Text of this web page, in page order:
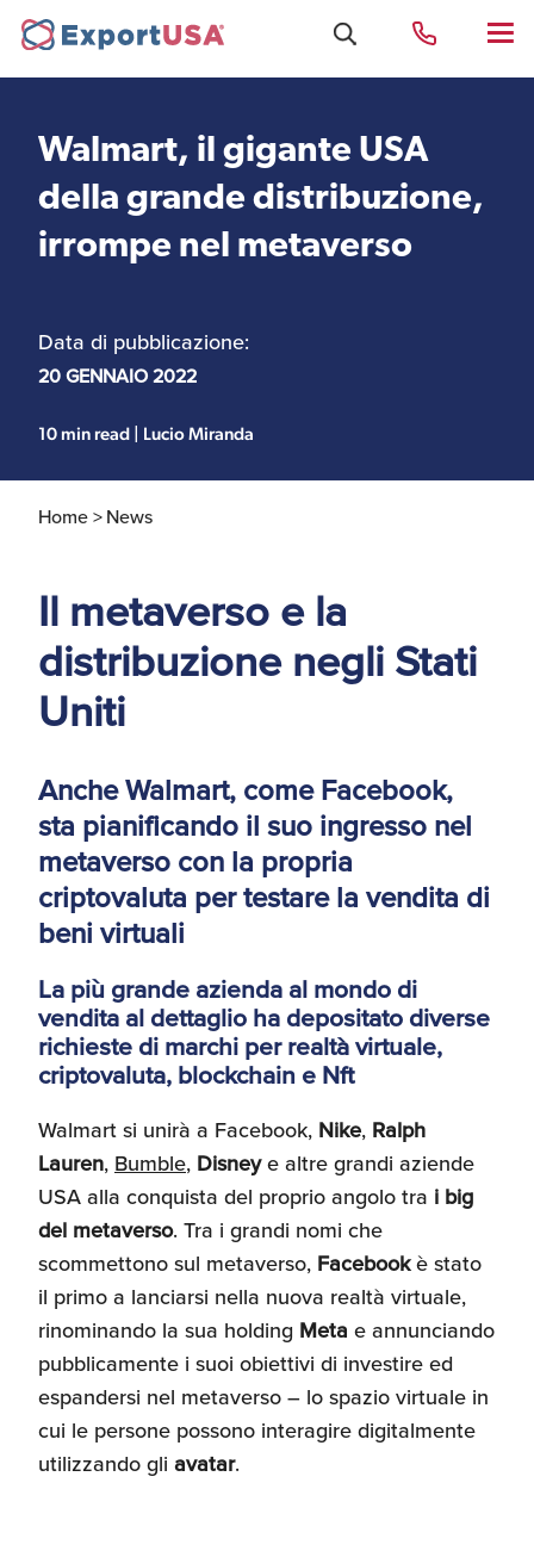
Uffici e Team Exportusa
di Rimini
ExportUSA a Bruxelles
Perchè gli Stati Uniti
New York, Corp.
commercio con gli USA
ExportUSA ottiene la
licenza per richiedere
gli ITIN
Media
aziende italiane
assistite da ExportUSA
Fiscali
Visti USA
Servizi Expat Italiani
negli USA
FDA
Ricerca Distributori di
Macchinari Industriali
Branding e
Comunicazione
Internazionalizzazione
e Accesso al Mercato
Apertura Ristoranti
negli Stati Uniti
Ricerche di Mercato
Assicurazioni, Permessi
Walmart, il gigante USA
della grande distribuzione,
irrompe nel metaverso
Data di pubblicazione:
20 GENNAIO 2022
10 min read | Lucio Miranda
Home >News
Il metaverso e la
distribuzione negli Stati
Uniti
Anche Walmart, come Facebook,
sta pianificando il suo ingresso nel
metaverso con la propria
criptovaluta per testare la vendita di
beni virtuali
La più grande azienda al mondo di
vendita al dettaglio ha depositato diverse
richieste di marchi per realtà virtuale,
criptovaluta, blockchain e Nft
Walmart si unirà a Facebook, Nike, Ralph
Lauren, Bumble, Disneye altre grandi aziende
USA alla conquista del proprio angolo tra i big
del metaverso. Tra i grandi nomi che
scommettono sul metaverso, Facebookè stato
il primo a lanciarsi nella nuova realtà virtuale,
rinominando la sua holding Meta e annunciando
pubblicamente i suoi obiettivi di investire ed
espandersi nel metaverso – lo spazio virtuale in
cui le persone possono interagire digitalmente
utilizzando gli avatar.